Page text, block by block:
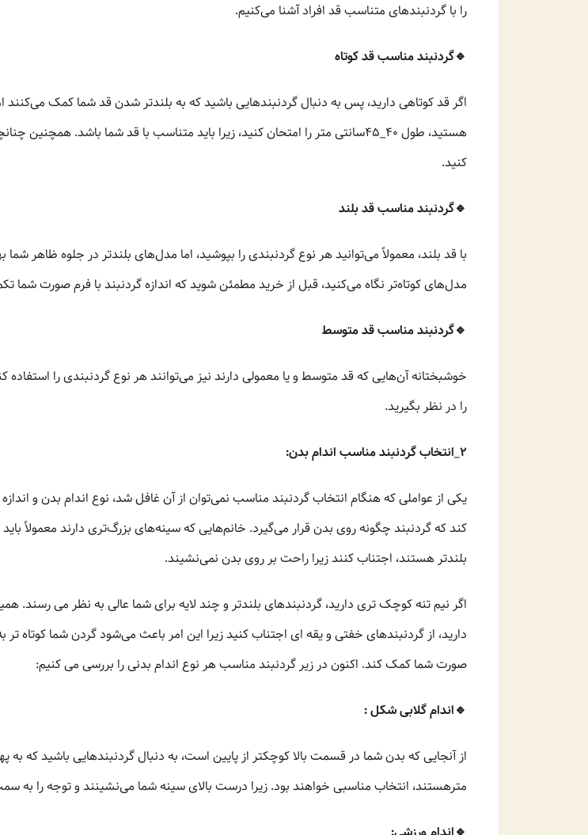
را با گردنبندهای متناسب قد افراد آشنا می‌کنیم.
🔹️گردنبند مناسب قد کوتاه
اگر قد کوتاهی دارید، پس به دنبال گردنبندهایی باشید که به بلندتر شدن قد شما کمک می‌کنند
کنید.
🔹️گردنبند مناسب قد بلند
با قد بلند، معمولاً می‌توانید هر نوع گردنبندی را بپوشید، اما مدل‌های بلندتر در جلوه ظاهر
مدل‌های کوتاه‌تر نگاه می‌کنید، قبل از خرید مطمئن شوید که اندازه گردنبند با فرم صورت شما
🔹️گردنبند مناسب قد متوسط
خوشبختانه آن‌هایی که قد متوسط و یا معمولی دارند نیز می‌توانند هر نوع گردنبندی را
را در نظر بگیرید.
2_انتخاب گردنبند مناسب اندام بدن:
یکی از عواملی که هنگام انتخاب گردنبند مناسب نمی‌توان از آن غافل شد، نوع اندام بدن و
بلندتر هستند، اجتناب کنند زیرا راحت بر روی بدن نمی‌نشیند.
اگر نیم تنه کوچک تری دارید، گردنبندهای بلندتر و چند لایه برای شما عالی به نظر می
دارید، از گردنبندهای خفتی و یقه ای اجتناب کنید زیرا این امر باعث می‌شود گردن شما کوتاه
صورت شما کمک کند. اکنون در زیر گردنبند مناسب هر نوع اندام بدنی را بررسی می کنیم:
🔹️اندام گلابی شکل :
مترهستند، انتخاب مناسبی خواهند بود. زیرا درست بالای سینه شما می‌نشینند و توجه را به